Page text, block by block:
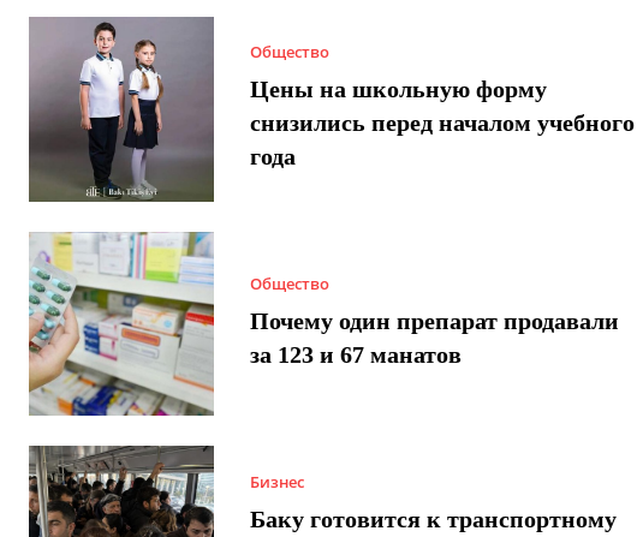
Общество
Цены на школьную форму
снизились перед началом учебного
года
Общество
Почему один препарат продавали
за 123 и 67 манатов
Бизнес
Баку готовится к транспортному